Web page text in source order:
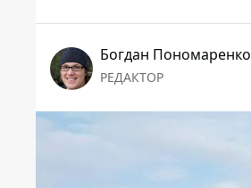
Богдан Пономаренко
РЕДАКТОР